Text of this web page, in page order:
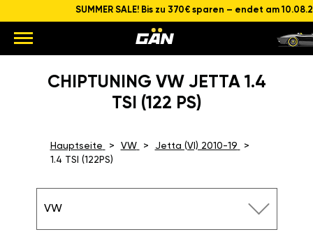
SUMMER SALE! Bis zu 370€ sparen – endet am
CHIPTUNING VW JETTA 1.4
TSI (122 PS)
Hauptseite VW
Jetta (VI) 2010-19
1.4 TSI (122PS)
VW